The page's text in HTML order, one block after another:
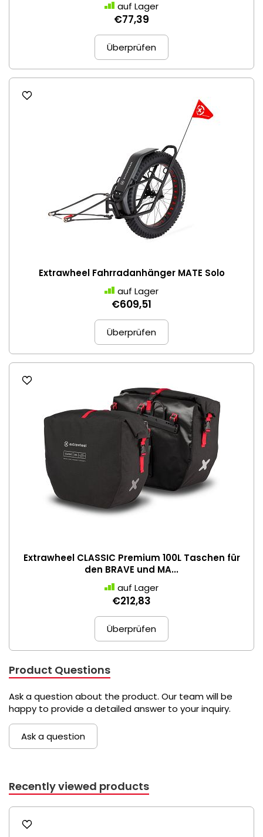
auf Lager
€77,39
Überprüfen
Extrawheel Fahrradanhänger MATE Solo
auf Lager
€609,51
Überprüfen
Extrawheel CLASSIC Premium 100L Taschen für
den BRAVE und MA...
auf Lager
€212,83
Überprüfen
Product Questions
Ask a question about the product. Our team will be
happy to provide a detailed answer to your inquiry.
Ask a question
Recently viewed products